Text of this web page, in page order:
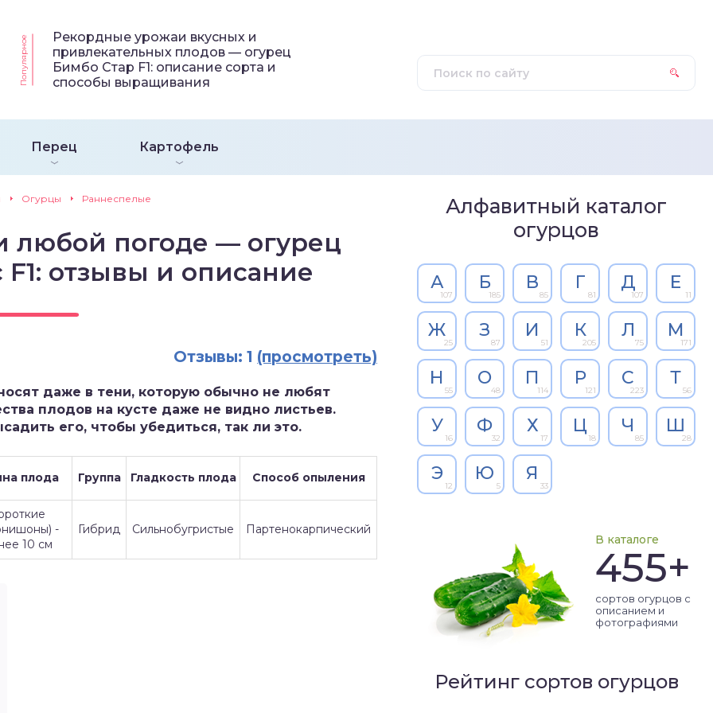
Популярное
Рекордные урожаи вкусных и
привлекательных плодов — огурец
Бимбо Стар F1: описание сорта и
способы выращивания
Перец Картофель
Огурцы Раннеспелые
погоде — огурец
отзывы и описание
Отзывы: 1 (просмотреть)
даже в тени, которую обычно не любят
плодов на кусте даже не видно листьев.
его, чтобы убедиться, так ли это.
плода Группа Гладкость плода Способ опыления
-
10 см
Гибрид Сильнобугристые Партенокарпический
Алфавитный каталог
огурцов
А
107
Б
185
В
85
Г
81
Д
107
Е
11
Ж
25
З
87
И
51
К
205
Л
75
М
171
Н
55
О
48
П
114
Р
121
С
223
Т
56
У
16
Ф
32
Х
17
Ц
18
Ч
85
Ш
28
Э
12
Ю
5
Я
33
В каталоге
455+
сортов огурцов с
описанием и
фотографиями
Рейтинг сортов огурцов